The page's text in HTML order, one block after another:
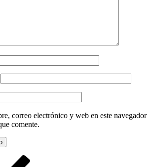
correo electrónico y web en este navegador
comente.